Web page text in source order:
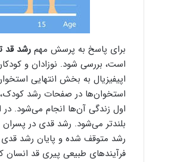
برای پاسخ به پرسش مهم رشد قد
است، بررسی شود. نوزادان و
اپیفیزیال به بخش انتهایی
بلندتر می‌شود. رشد قدی در
رشد متوقف شده و پایان رشد قدی
فرآیندهای طبیعی پیری قد